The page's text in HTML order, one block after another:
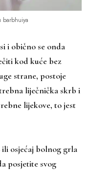
barbhuiya
i obično se onda
kod kuće bez
strane, postoje
liječnička skrb i
lijekove, to jest
osjećaj bolnog grla
posjetite svog